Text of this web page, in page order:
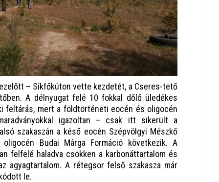
– Síkfőkúton vette kezdetét, a Cseres-tető
A délnyugat felé 10 fokkal dőlő üledékes
feltárás, mert a földtörténeti eocén és oligocén
igazoltan – csak itt sikerült a
szakaszán a késő eocén Szépvölgyi Mészkő
Budai Márga Formáció következik. A
felfelé haladva csökken a karbonáttartalom és
agyagtartalom. A rétegsor felső szakasza már
le.